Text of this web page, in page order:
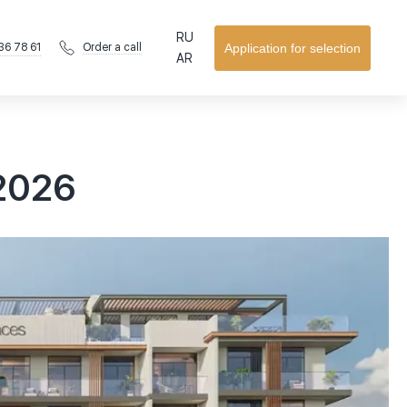
78 61 Order a call Application for selection
RU
AR